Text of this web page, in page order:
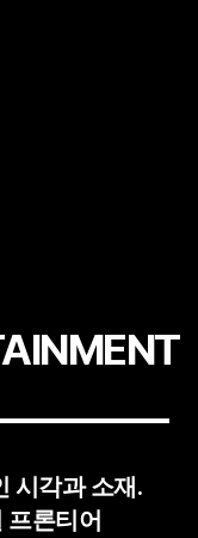
시각과 소재.
프론티어